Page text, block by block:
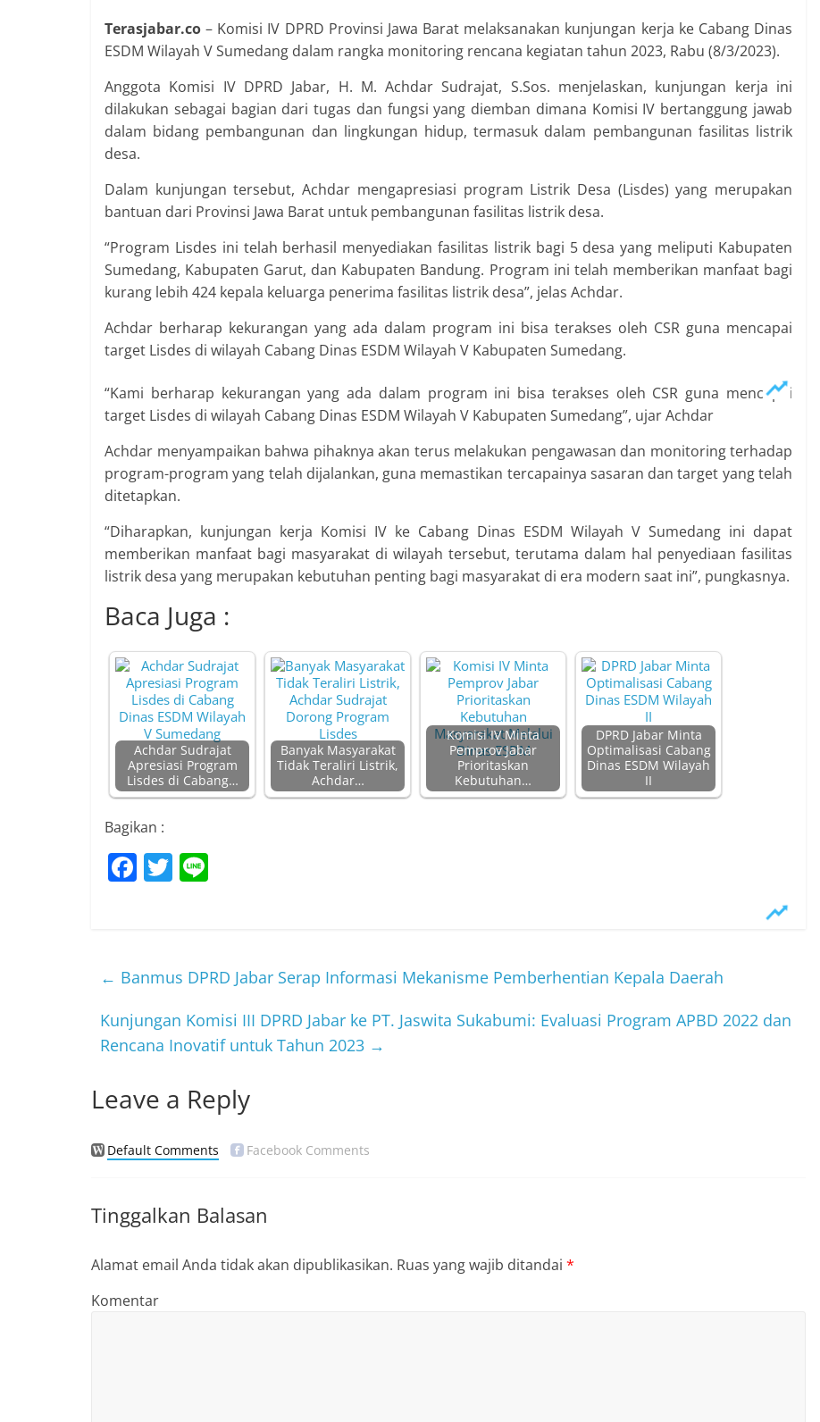
Terasjabar.co – Komisi IV DPRD Provinsi Jawa Barat melaksanakan kunjungan kerja ke Cabang Dinas
ESDM Wilayah V Sumedang dalam rangka monitoring rencana kegiatan tahun 2023, Rabu (8/3/2023).
Anggota Komisi IV DPRD Jabar, H. M. Achdar Sudrajat, S.Sos. menjelaskan, kunjungan kerja ini
dilakukan sebagai bagian dari tugas dan fungsi yang diemban dimana Komisi IV bertanggung jawab
dalam bidang pembangunan dan lingkungan hidup, termasuk dalam pembangunan fasilitas listrik
desa.
Dalam kunjungan tersebut, Achdar mengapresiasi program Listrik Desa (Lisdes) yang merupakan
bantuan dari Provinsi Jawa Barat untuk pembangunan fasilitas listrik desa.
“Program Lisdes ini telah berhasil menyediakan fasilitas listrik bagi 5 desa yang meliputi Kabupaten
Sumedang, Kabupaten Garut, dan Kabupaten Bandung. Program ini telah memberikan manfaat bagi
kurang lebih 424 kepala keluarga penerima fasilitas listrik desa”, jelas Achdar.
Achdar berharap kekurangan yang ada dalam program ini bisa terakses oleh CSR guna mencapai
target Lisdes di wilayah Cabang Dinas ESDM Wilayah V Kabupaten Sumedang.
“Kami berharap kekurangan yang ada dalam program ini bisa terakses oleh CSR guna mencapai
target Lisdes di wilayah Cabang Dinas ESDM Wilayah V Kabupaten Sumedang”, ujar Achdar
Achdar menyampaikan bahwa pihaknya akan terus melakukan pengawasan dan monitoring terhadap
program-program yang telah dijalankan, guna memastikan tercapainya sasaran dan target yang telah
ditetapkan.
“Diharapkan, kunjungan kerja Komisi IV ke Cabang Dinas ESDM Wilayah V Sumedang ini dapat
memberikan manfaat bagi masyarakat di wilayah tersebut, terutama dalam hal penyediaan fasilitas
listrik desa yang merupakan kebutuhan penting bagi masyarakat di era modern saat ini”, pungkasnya.
Baca Juga :
Achdar Sudrajat
Apresiasi Program
Lisdes di Cabang…
Banyak Masyarakat
Tidak Teraliri Listrik,
Achdar…
Komisi IV Minta
Pemprov Jabar
Prioritaskan
Kebutuhan…
DPRD Jabar Minta
Optimalisasi Cabang
Dinas ESDM Wilayah
II
Bagikan :
F
b
o
o
T
← Banmus DPRD Jabar Serap Informasi Mekanisme Pemberhentian Kepala Daerah
Kunjungan Komisi III DPRD Jabar ke PT. Jaswita Sukabumi: Evaluasi Program APBD 2022 dan
Rencana Inovatif untuk Tahun 2023 →
Leave a Reply
Default Comments Facebook Comments
Tinggalkan Balasan
Alamat email Anda tidak akan dipublikasikan. Ruas yang wajib ditandai *
Komentar